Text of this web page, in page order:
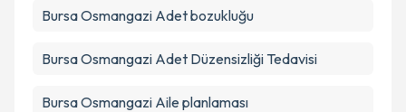
Bursa Osmangazi Adet bozukluğu
Bursa Osmangazi Adet Düzensizliği Tedavisi
Bursa Osmangazi Aile planlaması